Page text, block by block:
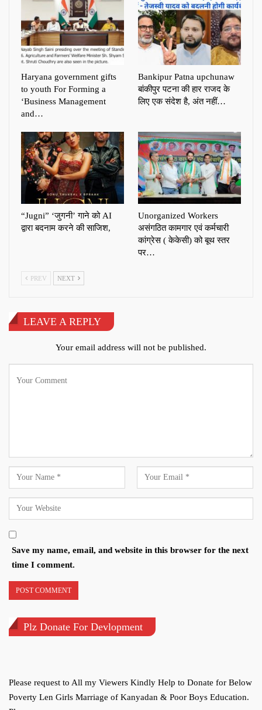
Haryana government gifts
to youth For Forming a
‘Business Management
and…
Bankipur Patna upchunaw
बांकीपुर पटना की हार राजद के
लिए एक संदेश है, अंत नहीं…
“Jugni” ‘जुगनी’ गाने को AI
द्वारा बदनाम करने की साजिश,
Unorganized Workers
असंगठित कामगार एवं कर्मचारी
कांग्रेस ( केकेसी) को बूथ स्तर
पर…
PREV NEXT
LEAVE A REPLY
Your email address will not be published.
Save my name, email, and website in this browser for the next
time I comment.
Plz Donate For Devlopment
Please request to All my Viewers Kindly Help to Donate for Below
Poverty Len Girls Marriage of Kanyadan & Poor Boys Education.